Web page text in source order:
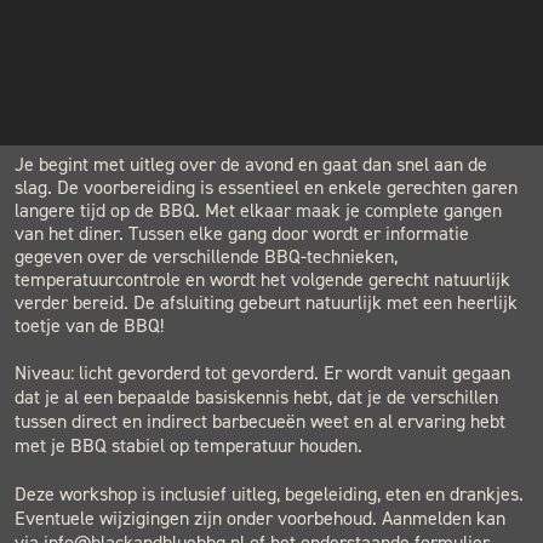
Je begint met uitleg over de avond en gaat dan snel aan de
slag. De voorbereiding is essentieel en enkele gerechten garen
langere tijd op de BBQ. Met elkaar maak je complete gangen
van het diner. Tussen elke gang door wordt er informatie
gegeven over de verschillende BBQ-technieken,
temperatuurcontrole en wordt het volgende gerecht natuurlijk
verder bereid. De afsluiting gebeurt natuurlijk met een heerlijk
toetje van de BBQ!
Niveau: licht gevorderd tot gevorderd. Er wordt vanuit gegaan
dat je al een bepaalde basiskennis hebt, dat je de verschillen
tussen direct en indirect barbecueën weet en al ervaring hebt
met je BBQ stabiel op temperatuur houden.
Deze workshop is inclusief uitleg, begeleiding, eten en drankjes.
Eventuele wijzigingen zijn onder voorbehoud. Aanmelden kan